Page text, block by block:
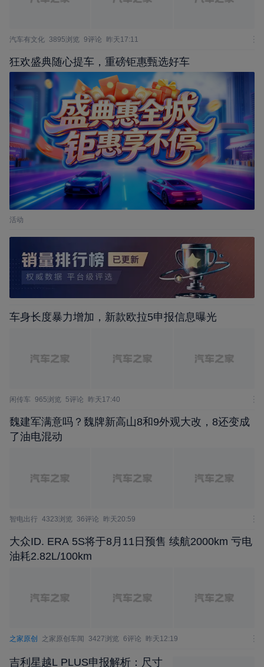
汽车有文化 3895浏览 9评论 昨天17:11
狂欢盛典随心提车，重磅钜惠甄选好车
活动
车身长度暴力增加，新款欧拉5申报信息曝光
闲传车 965浏览 5评论 昨天17:40
魏建军满意吗？魏牌新高山8和9外观大改，8还变成
了油电混动
智电出行 4323浏览 36评论 昨天20:59
大众ID. ERA 5S将于8月11日预售 续航2000km 亏电
油耗2.82L/100km
之家原创 之家原创车闻 3427浏览 6评论 昨天12:19
吉利星越L PLUS申报解析：尺寸